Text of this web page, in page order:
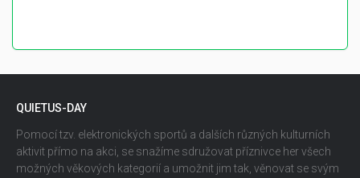
QUIETUS-DAY
Pomocí tzv. elektronických sportů a dalších různých kulturních
aktivit přímo na akci, se snažíme sdružovat příznivce her všech
možných věkových kategorií a umožnit jim tak, věnovat se svým